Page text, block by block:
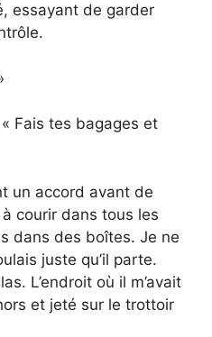
essayant de garder
Fais tes bagages et
un accord avant de
courir dans tous les
dans des boîtes. Je ne
juste qu’il parte.
L’endroit où il m’avait
et jeté sur le trottoir